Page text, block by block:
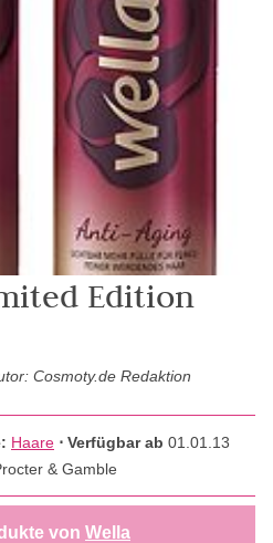
Edition
Cosmoty.de Redaktion
Haare ⋅ Verfügbar ab 01.01.13
& Gamble
von Wella